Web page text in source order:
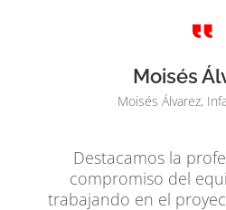
Moisés
Moisés Álvarez,
Destacamos la
compromiso del
trabajando en el